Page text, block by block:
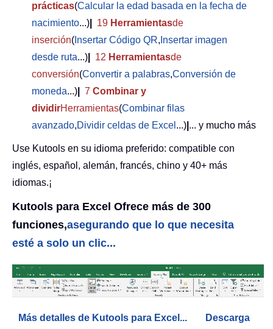
prácticas(Calcular la edad basada en la fecha de
nacimiento...) 19 Herramientasde
inserción( Insertar Código QR, Insertar imagen
desde ruta...) 12 Herramientasde
conversión(Convertir a palabras,Conversión de
moneda...) 7 Combinar y
dividirHerramientas(Combinar filas
avanzado,Dividir celdas de Excel ...) ... y mucho más
Use Kutools en su idioma preferido: compatible con
inglés, español, alemán, francés, chino y 40+ más
idiomas.¡
Kutools para Excel Ofrece más de 300
funciones,asegurando que lo que necesita
esté a solo un clic...
Más detalles de Kutools para Excel...
Descarga